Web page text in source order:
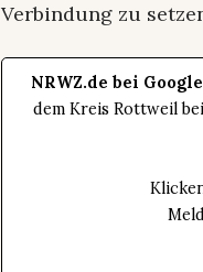
Verbindung zu
NRWZ.de bei
dem Kreis Rottweil